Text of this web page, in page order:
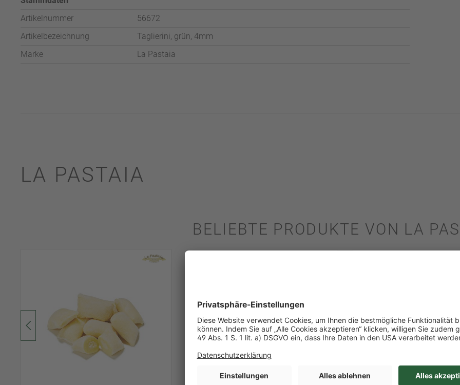
Artikelnummer
56672
Artikelbezeichnung
Taglierini, grün, 4mm
Marke
La Pastaia
LA PASTAIA
BELIEBTE PRODUKTE VON LA